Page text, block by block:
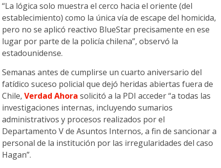
“La lógica solo muestra el cerco hacia el oriente (del
establecimiento) como la única vía de escape del homicida,
pero no se aplicó reactivo BlueStar precisamente en ese
lugar por parte de la policía chilena”, observó la
estadounidense.
Semanas antes de cumplirse un cuarto aniversario del
fatídico suceso policial que dejó heridas abiertas fuera de
Chile,Verdad Ahora solicitó a la PDI acceder “a todas las
investigaciones internas, incluyendo sumarios
administrativos y procesos realizados por el
Departamento V de Asuntos Internos, a fin de sancionar a
personal de la institución por las irregularidades del caso
Hagan”.